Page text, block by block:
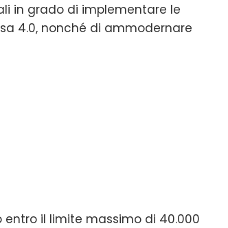
in grado di implementare le
4.0, nonché di ammodernare
il limite massimo di 40.000